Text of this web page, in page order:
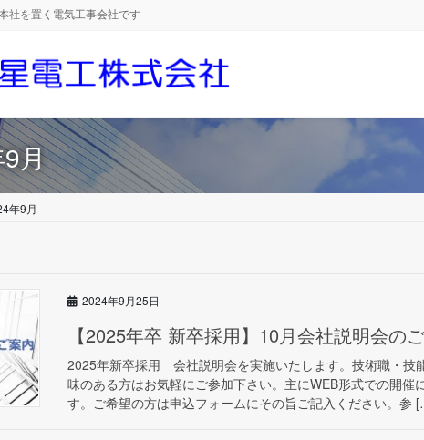
社を置く電気工事会社です
月
年9月
2024年9月25日
【2025年卒 新卒採用】10月会社説明会の
2025年新卒採用 会社説明会を実施いたします。技術職・技
味のある方はお気軽にご参加下さい。主にWEB形式での開催
す。ご希望の方は申込フォームにその旨ご記入ください。参